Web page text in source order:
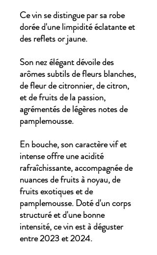
Ce vin se distingue par sa robe
dorée d'une limpidité éclatante et
des reflets or jaune.
Son nez élégant dévoile des
arômes subtils de fleurs blanches,
de fleur de citronnier, de citron,
et de fruits de la passion,
agrémentés de légères notes de
pamplemousse.
En bouche, son caractère vif et
intense offre une acidité
rafraîchissante, accompagnée de
nuances de fruits à noyau, de
fruits exotiques et de
pamplemousse. Doté d'un corps
structuré et d'une bonne
intensité, ce vin est à déguster
entre 2023 et 2024.